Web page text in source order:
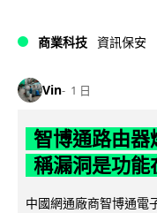
商業科技 資訊保安
Vin 1 日
智博通路由器
稱漏洞是功能
中國網通廠商智博通